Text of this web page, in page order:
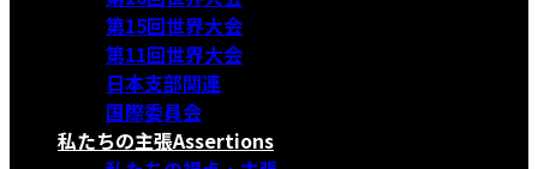
第15回世界大会
第11回世界大会
日本支部関連
国際委員会
私たちの主張Assertions